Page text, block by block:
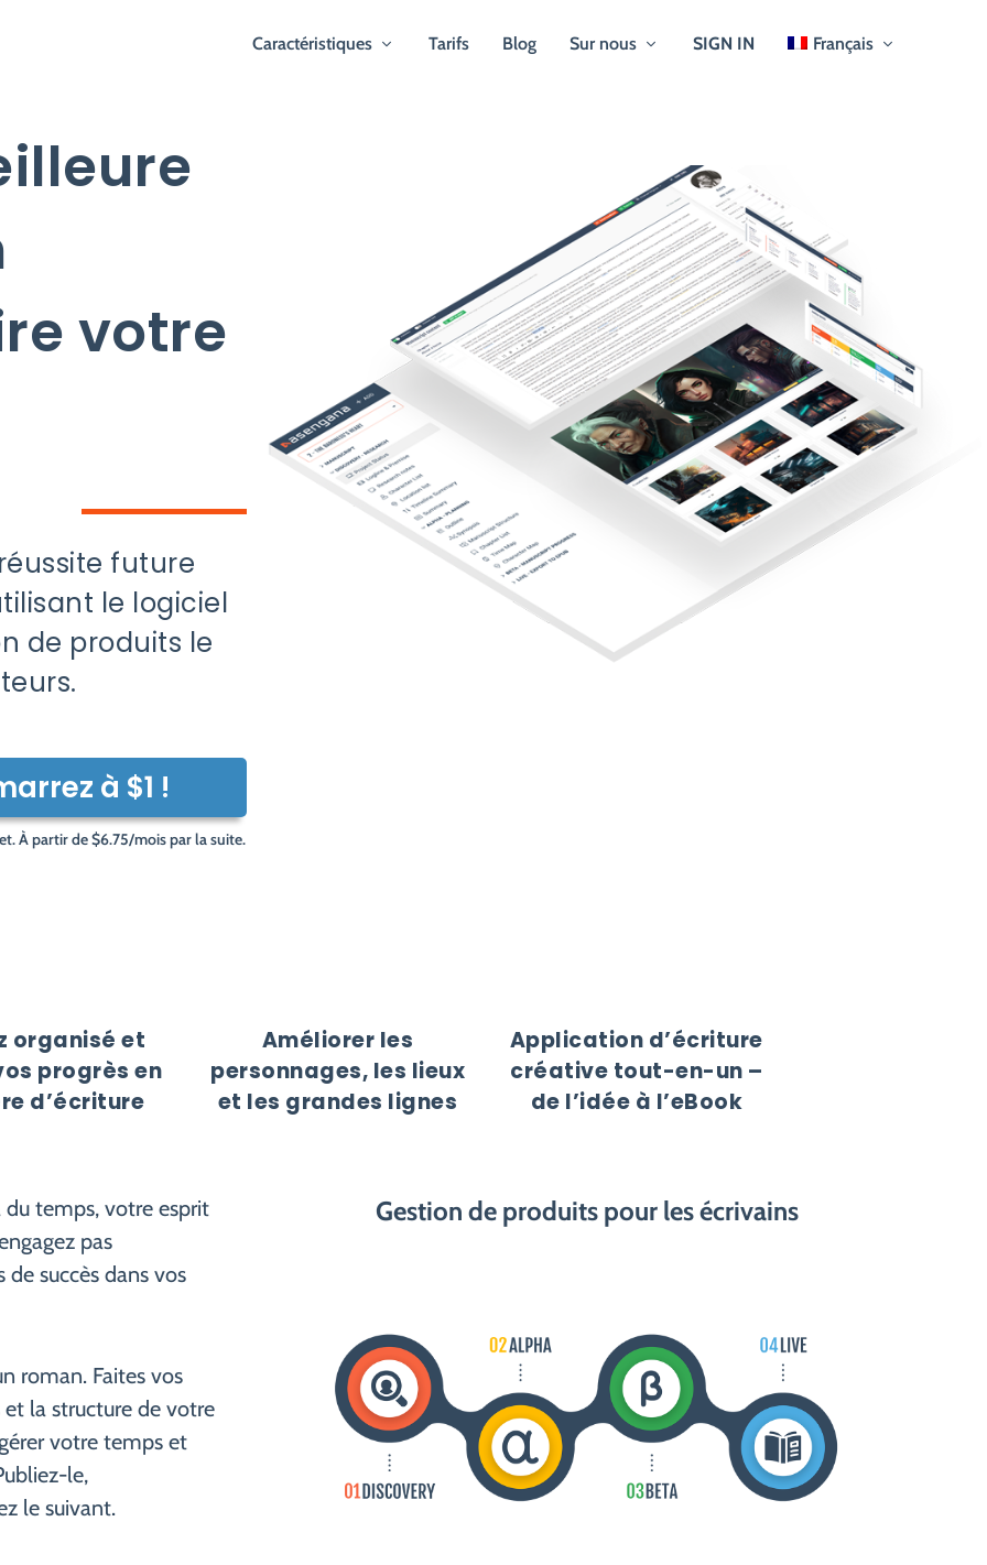
Caractéristiques Tarifs Blog Sur nous SIGN IN Français
votre
future
le logiciel
de produits le
à $1 !
À partir de $6.75/mois par la suite.
organisé et
progrès en
d’écriture
Améliorer les
personnages, les lieux
et les grandes lignes
Application d’écriture
créative tout-en-un –
de l’idée à l’eBook
du temps, votre esprit
pas
de succès dans vos
roman. Faites vos
et la structure de votre
votre temps et
le,
le suivant.
Gestion de produits pour les écrivains
un moyen simple
devant vous-
permet de suivre
de mots dont vous
le développement de
l’ensemble
aidera à trouver la
vous écrirez
grâce à un
que votre livre
est à un clic.